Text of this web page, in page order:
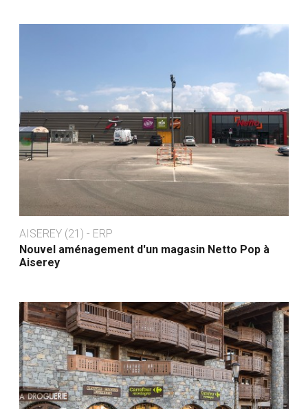
AISEREY (21) - ERP
Nouvel aménagement d'un magasin Netto Pop à
Aiserey